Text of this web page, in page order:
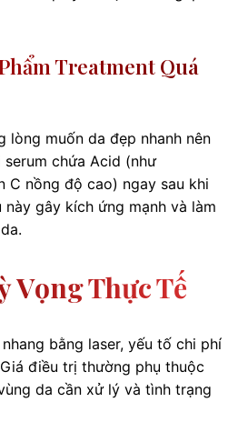
Treatment Quá
lòng muốn da đẹp nhanh nên
chứa Acid (như
C nồng độ cao) ngay sau khi
gây kích ứng mạnh và làm
Vọng Thực Tế
bằng laser, yếu tố chi phí
điều trị thường phụ thuộc
da cần xử lý và tình trạng